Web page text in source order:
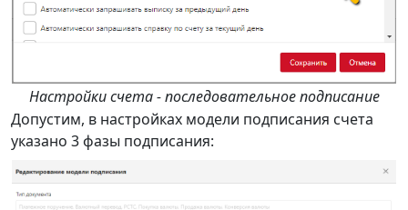
Настройки счета - последовательное подписание
Допустим, в настройках модели подписания счета
указано 3 фазы подписания: